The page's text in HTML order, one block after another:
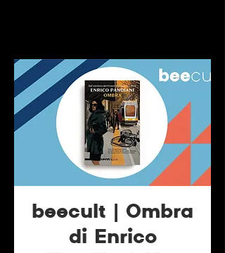
beecult | Ombra
di Enrico